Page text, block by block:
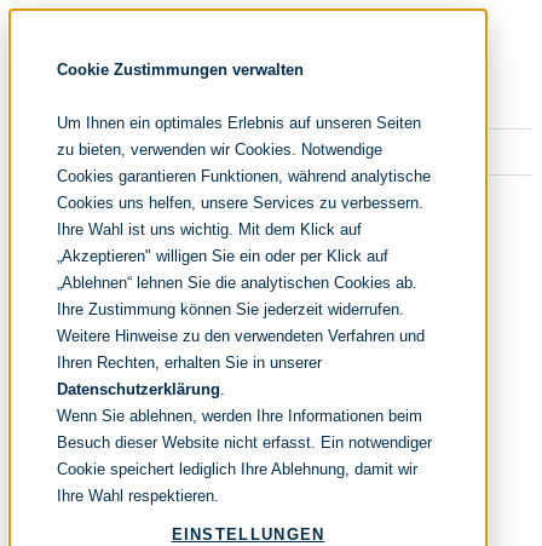
Cookie Zustimmungen verwalten
Um Ihnen ein optimales Erlebnis auf unseren Seiten
zu bieten, verwenden wir Cookies. Notwendige
Cookies garantieren Funktionen, während analytische
Cookies uns helfen, unsere Services zu verbessern.
Ihre Wahl ist uns wichtig. Mit dem Klick auf
„Akzeptieren" willigen Sie ein oder per Klick auf
„Ablehnen“ lehnen Sie die analytischen Cookies ab.
Ihre Zustimmung können Sie jederzeit widerrufen.
Weitere Hinweise zu den verwendeten Verfahren und
Ihren Rechten, erhalten Sie in unserer
Datenschutzerklärung.
Wenn Sie ablehnen, werden Ihre Informationen beim
Besuch dieser Website nicht erfasst. Ein notwendiger
Cookie speichert lediglich Ihre Ablehnung, damit wir
Ihre Wahl respektieren.
EINSTELLUNGEN
IT & Management Consulting
Data & Analytics
Navigation
überspringen
Fokusthemen
IT Transformation
Künstliche Intelligenz
IT Outsourcing
Merger und Acquisition
Effizienz und Wirtschaftlichkeit
IT-Modernisierung und Cloud
Leistungen
IT Strategy
KI-Strategie
Cloud Strategie
IT Financial Management
IT-Benchmarking
Target Operating Model
IT Sourcing
IT Sourcing Strategie
noventum consulting - DE
Glossar Detailseite
KI-generierter Inhalt kann Fehler
enthalten.
Unser Glossar soll Ihnen helfen,